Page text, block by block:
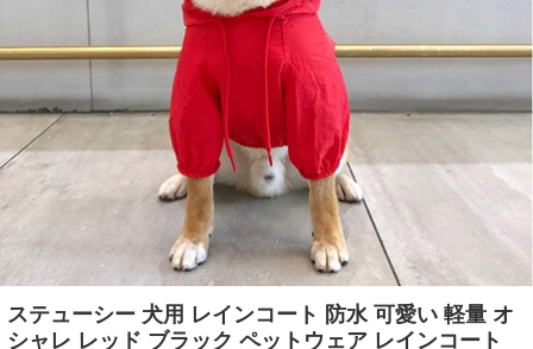
ステューシー 犬用 レインコート 防水 可愛い 軽量 オ
シャレ レッド ブラック ペットウェア レインコート